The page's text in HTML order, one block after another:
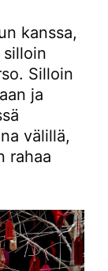
kanssa,
Silloin
ja
välillä,
rahaa